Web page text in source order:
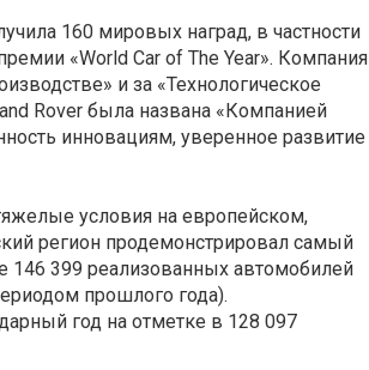
160 мировых наград, в частности
«World Car of The Year». Компания
и за «Технологическое
Rover была названа «Компанией
инновациям, уверенное развитие
условия на европейском,
регион продемонстрировал самый
399 реализованных автомобилей
прошлого года).
год на отметке в 128 097